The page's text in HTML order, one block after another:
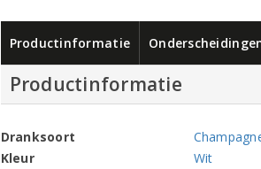
Productinformatie
Productinformatie
Dranksoort
Kleur
Wit